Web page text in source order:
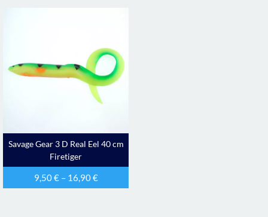
Savage Gear 3 D Real Eel 40 cm
Firetiger
9,50€– 16,90€